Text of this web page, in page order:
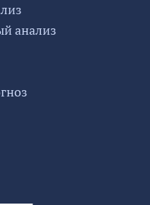
анализ